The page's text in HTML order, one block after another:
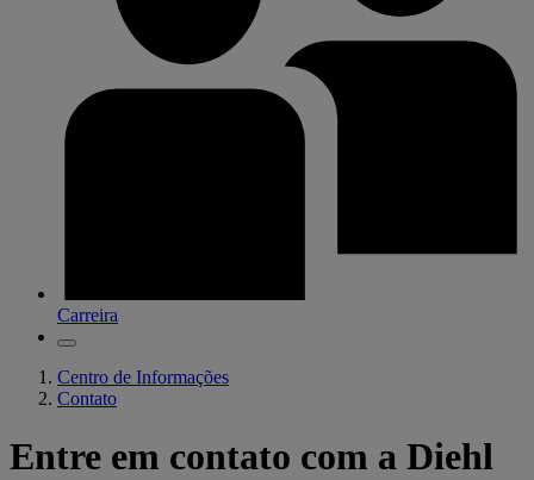
Carreira
Centro de Informações
Contato
Entre em contato com a Diehl